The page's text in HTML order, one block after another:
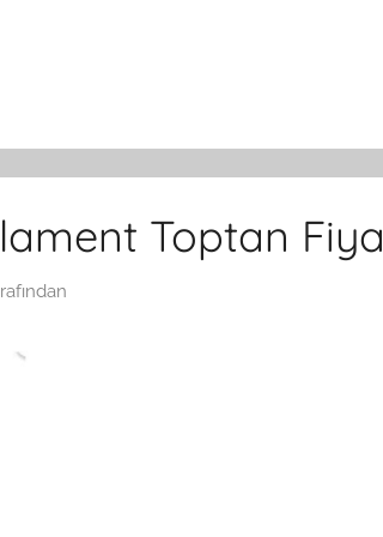
Toptan